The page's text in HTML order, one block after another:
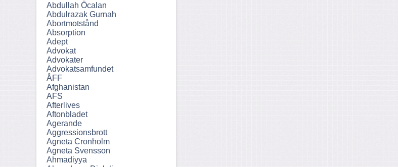
Abdullah Öcalan
Abdulrazak Gurnah
Abortmotstånd
Absorption
Adept
Advokat
Advokater
Advokatsamfundet
ÅFF
Afghanistan
AFS
Afterlives
Aftonbladet
Agerande
Aggressionsbrott
Agneta Cronholm
Agneta Svensson
Ahmadiyya